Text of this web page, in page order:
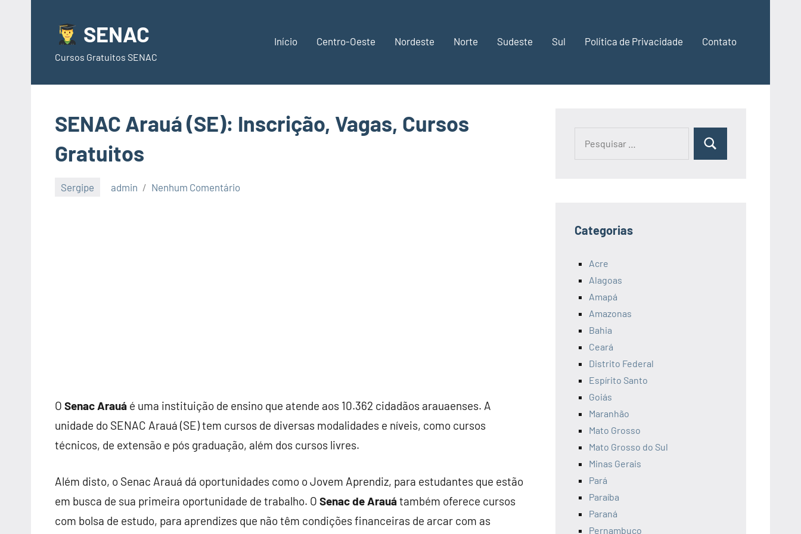
conteúdo
SENAC
Cursos Gratuitos SENAC
Início Centro-Oeste Nordeste Norte Sudeste Sul Política de Privacidade Contato
SENAC Arauá (SE): Inscrição, Vagas, Cursos
Gratuitos
Sergipe
junho
admin Nenhum Comentário
O Senac Arauá é uma instituição de ensino que atende aos 10.362 cidadãos arauaenses. A
unidade do SENAC Arauá (SE) tem cursos de diversas modalidades e níveis, como cursos
técnicos, de extensão e pós graduação, além dos cursos livres.
Além disto, o Senac Arauá dá oportunidades como o Jovem Aprendiz, para estudantes que estão
em busca de sua primeira oportunidade de trabalho. O Senac de Arauátambém oferece cursos
com bolsa de estudo, para aprendizes que não têm condições financeiras de arcar com as
Pesquisa
Categorias
Acre
Alagoas
Amapá
Amazonas
Bahia
Ceará
Distrito Federal
Espírito Santo
Goiás
Maranhão
Mato Grosso
Mato Grosso do Sul
Minas Gerais
Pará
Paraíba
Paraná
Pernambuco